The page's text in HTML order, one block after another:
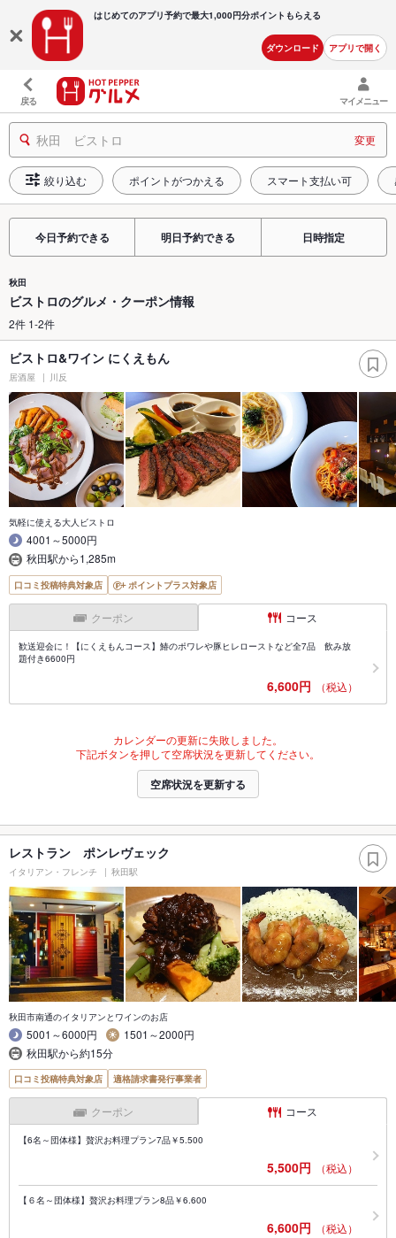
はじめてのアプリ予約で最大1,000円分ポイントもらえる
ダウンロード アプリで開く
戻る マイメニュー
秋田 ビストロ 変更
絞り込む ポイントがつかえる スマート支払い可
今日予約できる 明日予約できる 日時指定
秋田
ビストロのグルメ・クーポン情報
2件 1-2件
ビストロ&ワイン にくえもん
居酒屋 川反
気軽に使える大人ビストロ
4001～5000円
秋田駅から1,285m
口コミ投稿特典対象店 ポイントプラス対象店
クーポン コース
歓送迎会に！【にくえもんコース】鰆のポワレや豚ヒレローストなど全7品 飲み放
題付き6600円
6,600円 （税込）
カレンダーの更新に失敗しました。
下記ボタンを押して空席状況を更新してください。
空席状況を更新する
レストラン ポンレヴェック
イタリアン・フレンチ 秋田駅
秋田市南通のイタリアンとワインのお店
5001～6000円
1501～2000円
秋田駅から約15分
口コミ投稿特典対象店 適格請求書発行事業者
クーポン コース
【6名～団体様】贅沢お料理プラン7品￥5.500
5,500円 （税込）
【６名～団体様】贅沢お料理プラン8品￥6.600
6,600円 （税込）